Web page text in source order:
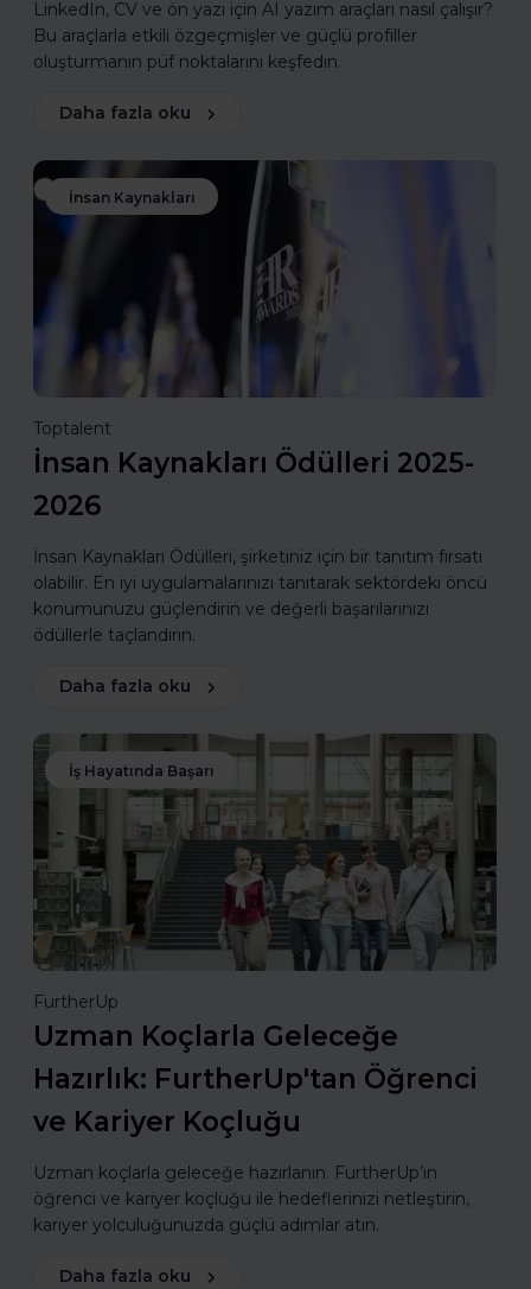
LinkedIn, CV ve ön yazı için AI yazım araçları nasıl çalışır?
Bu araçlarla etkili özgeçmişler ve güçlü profiller
oluşturmanın püf noktalarını keşfedin.
Daha fazla oku
İnsan Kaynakları
Toptalent
İnsan Kaynakları Ödülleri 2025-
2026
İnsan Kaynakları Ödülleri, şirketiniz için bir tanıtım fırsatı
olabilir. En iyi uygulamalarınızı tanıtarak sektördeki öncü
konumunuzu güçlendirin ve değerli başarılarınızı
ödüllerle taçlandırın.
Daha fazla oku
İş Hayatında Başarı
FurtherUp
Uzman Koçlarla Geleceğe
Hazırlık: FurtherUp'tan Öğrenci
ve Kariyer Koçluğu
Uzman koçlarla geleceğe hazırlanın. FurtherUp’ın
öğrenci ve kariyer koçluğu ile hedeflerinizi netleştirin,
kariyer yolculuğunuzda güçlü adımlar atın.
Daha fazla oku